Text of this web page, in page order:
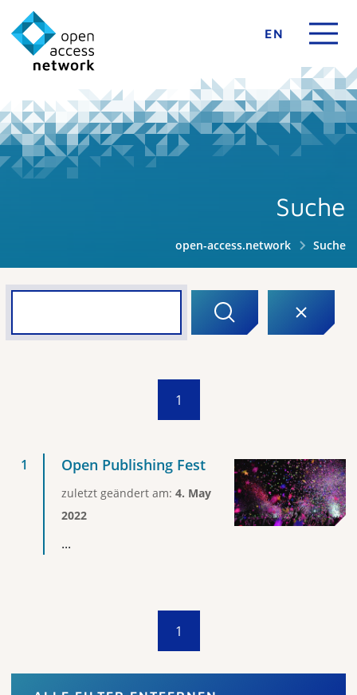
EN
Suche
open-access.network Suche
1
Open Publishing Fest
zuletzt geändert am: 4. May
2022
...
1